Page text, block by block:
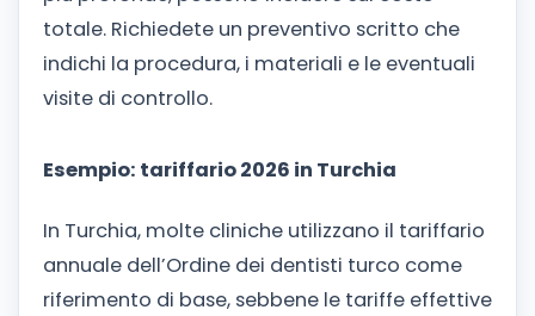
totale. Richiedete un preventivo scritto che
indichi la procedura, i materiali e le eventuali
visite di controllo.
Esempio: tariffario 2026 in Turchia
In Turchia, molte cliniche utilizzano il tariffario
annuale dell’Ordine dei dentisti turco come
riferimento di base, sebbene le tariffe effettive